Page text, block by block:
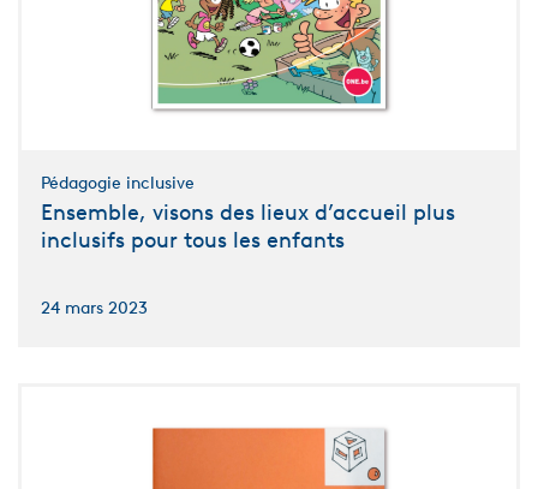
Pédagogie inclusive
Ensemble, visons des lieux d’accueil plus
inclusifs pour tous les enfants
24 mars 2023